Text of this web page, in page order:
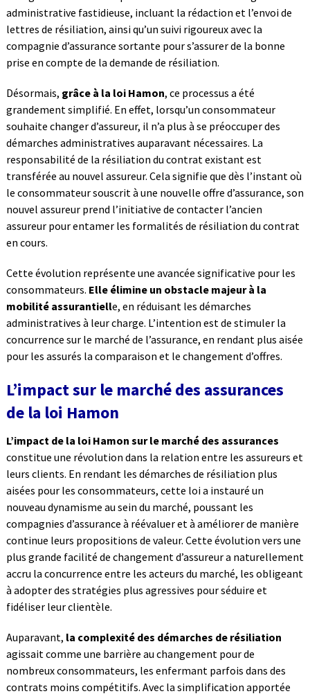
administrative fastidieuse, incluant la rédaction et l’envoi de
lettres de résiliation, ainsi qu’un suivi rigoureux avec la
compagnie d’assurance sortante pour s’assurer de la bonne
prise en compte de la demande de résiliation.
Désormais, grâce à la loi Hamon, ce processus a été
grandement simplifié. En effet, lorsqu’un consommateur
souhaite changer d’assureur, il n’a plus à se préoccuper des
démarches administratives auparavant nécessaires. La
responsabilité de la résiliation du contrat existant est
transférée au nouvel assureur. Cela signifie que dès l’instant où
le consommateur souscrit à une nouvelle offre d’assurance, son
nouvel assureur prend l’initiative de contacter l’ancien
assureur pour entamer les formalités de résiliation du contrat
en cours.
Cette évolution représente une avancée significative pour les
consommateurs. Elle élimine un obstacle majeur à la
mobilité assurantielle, en réduisant les démarches
administratives à leur charge. L’intention est de stimuler la
concurrence sur le marché de l’assurance, en rendant plus aisée
pour les assurés la comparaison et le changement d’offres.
L’impact sur le marché des assurances
de la loi Hamon
L’impact de la loi Hamon sur le marché des assurances
constitue une révolution dans la relation entre les assureurs et
leurs clients. En rendant les démarches de résiliation plus
aisées pour les consommateurs, cette loi a instauré un
nouveau dynamisme au sein du marché, poussant les
compagnies d’assurance à réévaluer et à améliorer de manière
continue leurs propositions de valeur. Cette évolution vers une
plus grande facilité de changement d’assureur a naturellement
accru la concurrence entre les acteurs du marché, les obligeant
à adopter des stratégies plus agressives pour séduire et
fidéliser leur clientèle.
Auparavant, la complexité des démarches de résiliation
agissait comme une barrière au changement pour de
nombreux consommateurs, les enfermant parfois dans des
contrats moins compétitifs. Avec la simplification apportée